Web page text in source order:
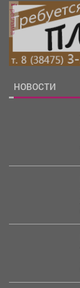
реклама
НОВОСТИ